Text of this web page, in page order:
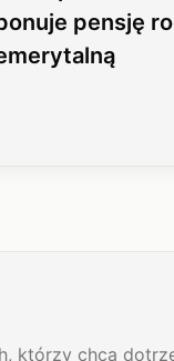
pensję
którzy chcą